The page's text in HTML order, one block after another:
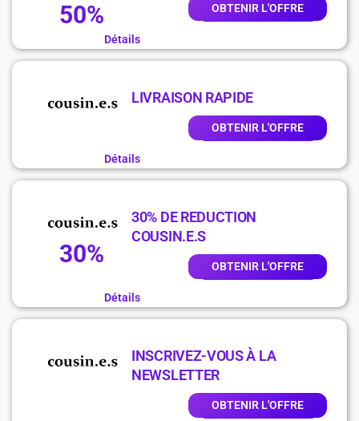
50% OBTENIR L'OFFRE
Détails
LIVRAISON RAPIDE
OBTENIR L'OFFRE
Détails
30%
30% DE REDUCTION
COUSIN.E.S
OBTENIR L'OFFRE
Détails
INSCRIVEZ-VOUS À LA
NEWSLETTER
OBTENIR L'OFFRE